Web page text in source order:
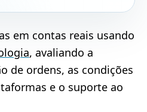
em contas reais usando
, avaliando a
de ordens, as condições
e o suporte ao